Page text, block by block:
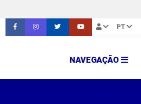
PT
NAVEGAÇÃO